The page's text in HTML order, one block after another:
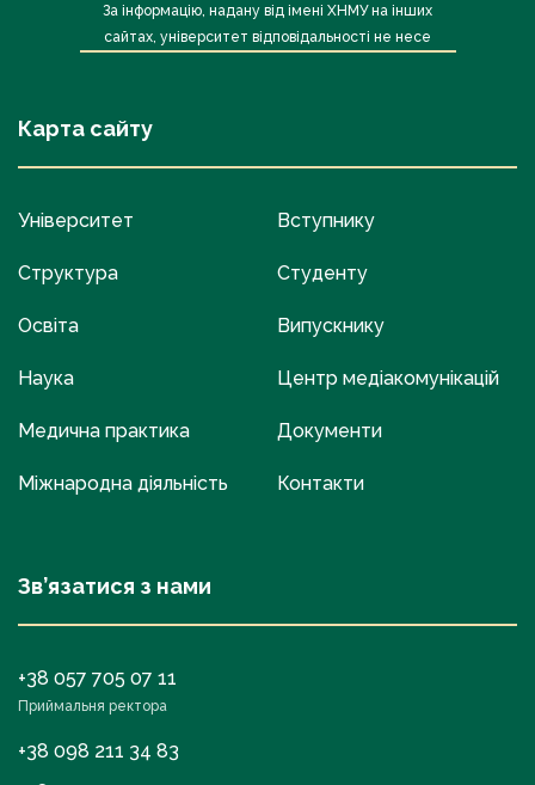
За інформацію, надану від імені ХНМУ на інших
сайтах, університет відповідальності не несе
Карта сайту
Університет
Структура
Освіта
Наука
Медична практика
Міжнародна діяльність
Вступнику
Студенту
Випускнику
Центр медіакомунікацій
Документи
Контакти
Зв’язатися з нами
+38 057 705 07 11
Приймальня ректора
+38 098 211 34 83